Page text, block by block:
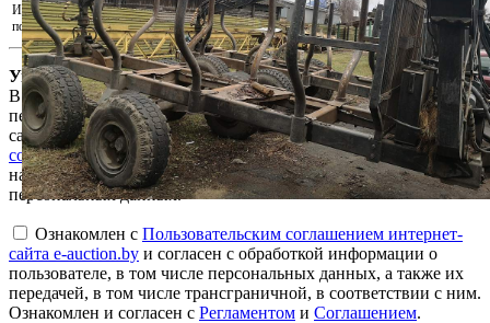
Иные документы, подтверждающие
полномочия на участие в аукционе
Прикрепить иные документы...
Уважаемый пользователь!
В соответствии с Законом Республики Беларусь «О защите
персональных данных» для продолжения работы на интернет-
сайте e-auction.by просим ознакомиться с
Пользовательским
соглашением интернет-сайта e-auction.byи выразить согласие
на обработку информации о пользователе, в том числе
персональных данных.
Ознакомлен с Пользовательским соглашением интернет-
сайта e-auction.by и согласен с обработкой информации о
пользователе, в том числе персональных данных, а также их
передачей, в том числе трансграничной, в соответствии с ним.
Ознакомлен и согласен с Регламентом и Соглашением.